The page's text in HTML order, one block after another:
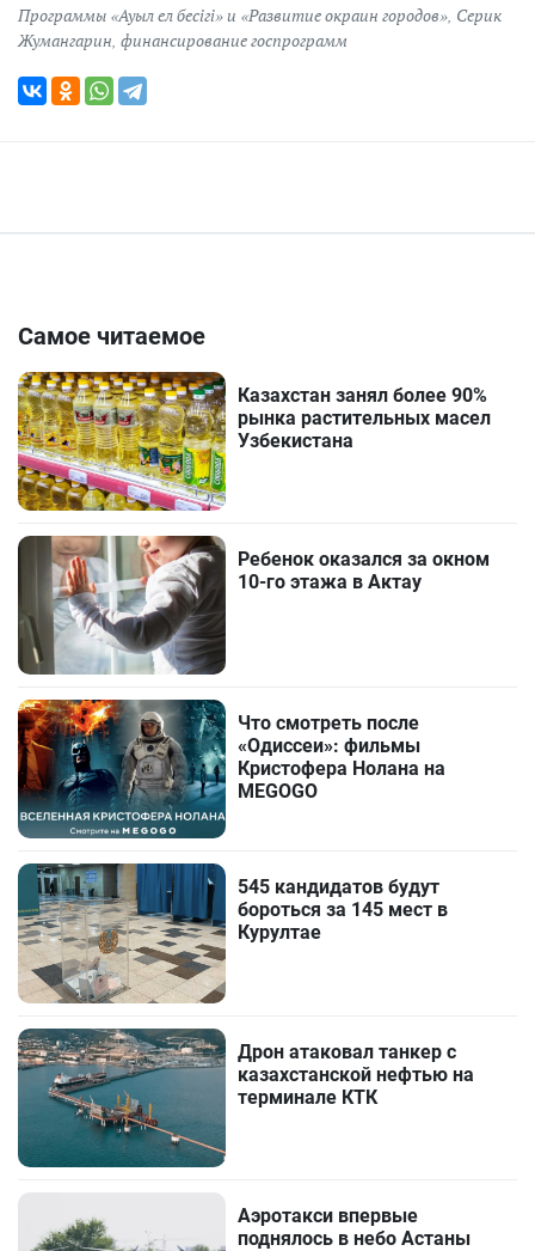
Программы «Ауыл ел бесігі» и «Развитие окраин городов», Серик
Жумангарин, финансирование госпрограмм
Самое читаемое
Казахстан занял более 90%
рынка растительных масел
Узбекистана
Ребенок оказался за окном
10-го этажа в Актау
Что смотреть после
«Одиссеи»: фильмы
Кристофера Нолана на
MEGOGO
545 кандидатов будут
бороться за 145 мест в
Курултае
Дрон атаковал танкер с
казахстанской нефтью на
терминале КТК
Аэротакси впервые
поднялось в небо Астаны